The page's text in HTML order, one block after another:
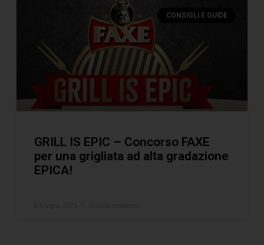
CONSIGLI E GUIDE
GRILL IS EPIC – Concorso FAXE
per una grigliata ad alta gradazione
EPICA!